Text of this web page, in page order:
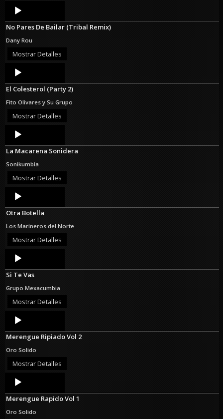
Audio
Player
No Pares De Bailar (Tribal Remix)
Dany Rou
Mostrar Detalles
Audio
Player
El Colesterol (Party 2)
Fito Olivares y Su Grupo
Mostrar Detalles
Audio
Player
La Macarena Sonidera
Sonikumbia
Mostrar Detalles
Audio
Player
Otra Botella
Los Marineros del Norte
Mostrar Detalles
Audio
Player
Si Te Vas
Grupo Mexacumbia
Mostrar Detalles
Audio
Player
Merengue Ripiado Vol 2
Oro Solido
Mostrar Detalles
Audio
Player
Merengue Rapido Vol 1
Oro Solido